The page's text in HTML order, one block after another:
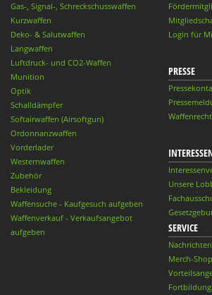
Gas-, Signal-, Schreckschusswaffen
Kurzwaffen
Deko- & Salutwaffen
Langwaffen
Luftdruck- und CO2-Waffen
Munition
Optik
Schalldämpfer
Softairwaffen (Airsoftgun)
Ordonnanzwaffen
Vorderlader
Westernwaffen
Zubehör
Bekleidung
Waffensuche - Kaufgesuch aufgeben
Waffenverkauf - Verkaufsangebot
aufgeben
Login für
PRESSE
Unsere
SERVICE
Nachrichten
Merch-Shop